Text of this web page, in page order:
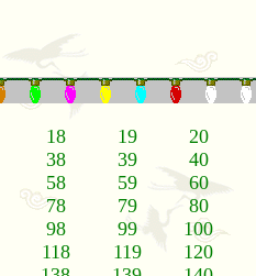
18 19
20
38 39
40
58 59
60
78 79
80
98 99
100
118 119
120